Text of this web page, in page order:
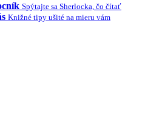
Spýtajte sa Sherlocka, čo čítať
Knižné tipy ušité na mieru vám